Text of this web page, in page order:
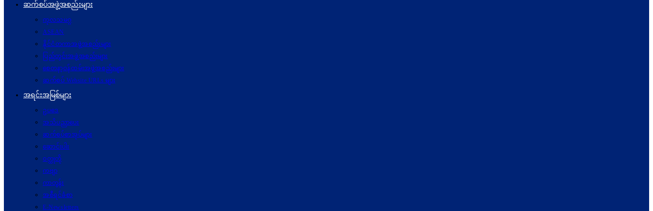
ဆက်စပ်အဖွဲ့အစည်းများ
ကုလသမဂ္ဂ
ASEAN
နိုင်ငံတကာအဖွဲ့အစည်းများ
ပြည်တွင်းအဖွဲ့အစည်းများ
စေတနာ့ဝန်ထမ်းအဖွဲ့အစည်းများ
ဆက်စပ် Website URLs များ
အရင်းအမြစ်များ
ဥပဒေ
အသိပညာပေး
ဆက်စပ်စာအုပ်များ
ဆောင်းပါး
ဝတ္ထုတို
ကဗျာ
ကာတွန်း
အစီရင်ခံစာ
E-Newsletters